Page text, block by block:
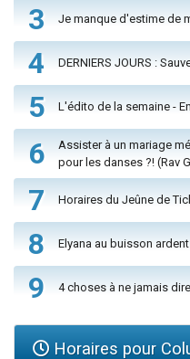
3 Je manque d'estime de
4 DERNIERS JOURS :
5 L'édito de la semaine -
6
Assister à un mariage
pour les danses ?! (Rav
7 Horaires du Jeûne de
8 Elyana au buisson ardent
9 4 choses à ne jamais
Horaires pour